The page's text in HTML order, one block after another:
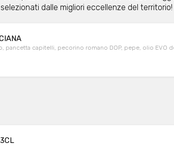
dalle migliori eccellenze del territorio!
pancetta capitelli, pecorino romano DOP, pepe, olio EVO